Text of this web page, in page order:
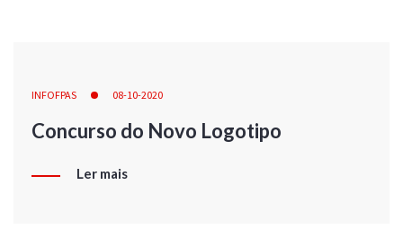
INFOFPAS 08-10-2020
Concurso do Novo Logotipo
Ler mais